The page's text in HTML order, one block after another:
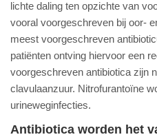
lichte daling ten opzichte van
vooral voorgeschreven bij oor-
meest voorgeschreven
patiënten ontving hiervoor een
voorgeschreven antibiotica zijn
clavulaanzuur. Nitrofurantoïne
urineweginfecties.
Antibiotica worden het